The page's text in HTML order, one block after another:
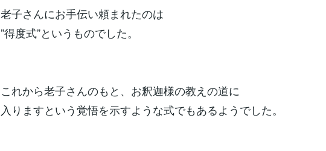
老子さんにお手伝い頼まれたのは
”得度式”というものでした。
これから老子さんのもと、お釈迦様の教えの道に
入りますという覚悟を示すような式でもあるようでした。